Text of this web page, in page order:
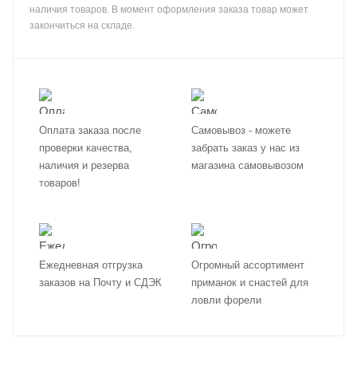
наличия товаров. В момент оформления заказа товар может
закончиться на складе.
Оплата заказа после
проверки качества,
наличия и резерва
товаров!
Самовывоз - можете
забрать заказ у нас из
магазина самовывозом
Ежедневная отгрузка
заказов на Почту и СДЭК
Огромный ассортимент
приманок и снастей для
ловли форели